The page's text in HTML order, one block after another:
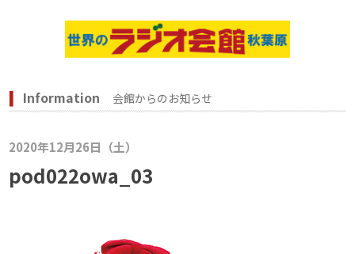
Information 会館からのお知らせ
2020年12月26日（土）
pod022owa_03